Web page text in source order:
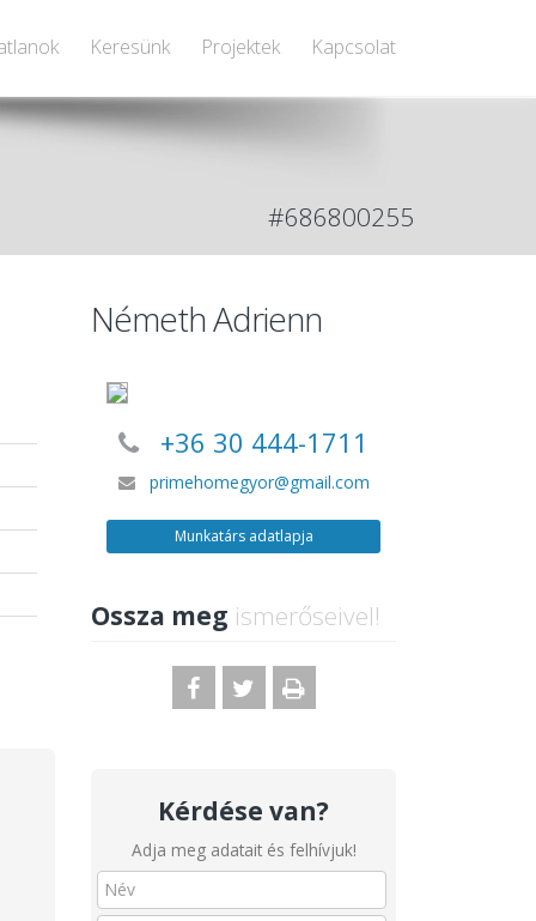
Keresünk Projektek Kapcsolat
#686800255
Németh Adrienn
+36 30 444-1711
primehomegyor@gmail.com
Munkatárs adatlapja
Ossza meg ismerőseivel!
Kérdése van?
Adja meg adatait és felhívjuk!